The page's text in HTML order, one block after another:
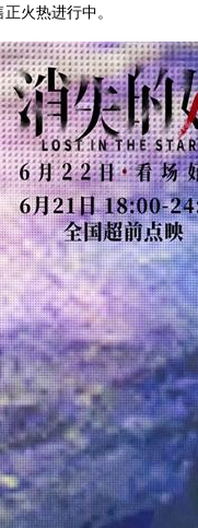
正火热进行中。